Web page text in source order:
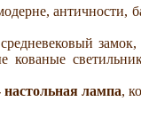
античности,
лампа,